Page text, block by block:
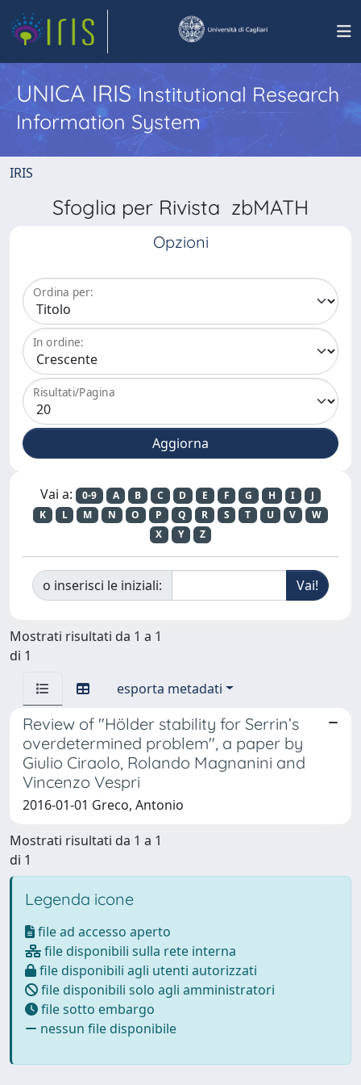
UNICA IRISInstitutional Research
Information System
IRIS
Sfoglia per Rivista zbMATH
Opzioni
Ordina per:
In ordine:
Risultati/Pagina
Vai a: 0-9 A B C D E F G H I
J
K
L M N O P Q R S T U V
W
X
Y Z
o inserisci le iniziali:
Mostrati risultati da 1 a 1
di 1
esporta metadati
Review of "Hölder stability for Serrin’s
overdetermined problem", a paper by
Giulio Ciraolo, Rolando Magnanini and
Vincenzo Vespri
2016-01-01 Greco, Antonio
Mostrati risultati da 1 a 1
di 1
Legenda icone
file ad accesso aperto
file disponibili sulla rete interna
file disponibili agli utenti autorizzati
file disponibili solo agli amministratori
file sotto embargo
nessun file disponibile